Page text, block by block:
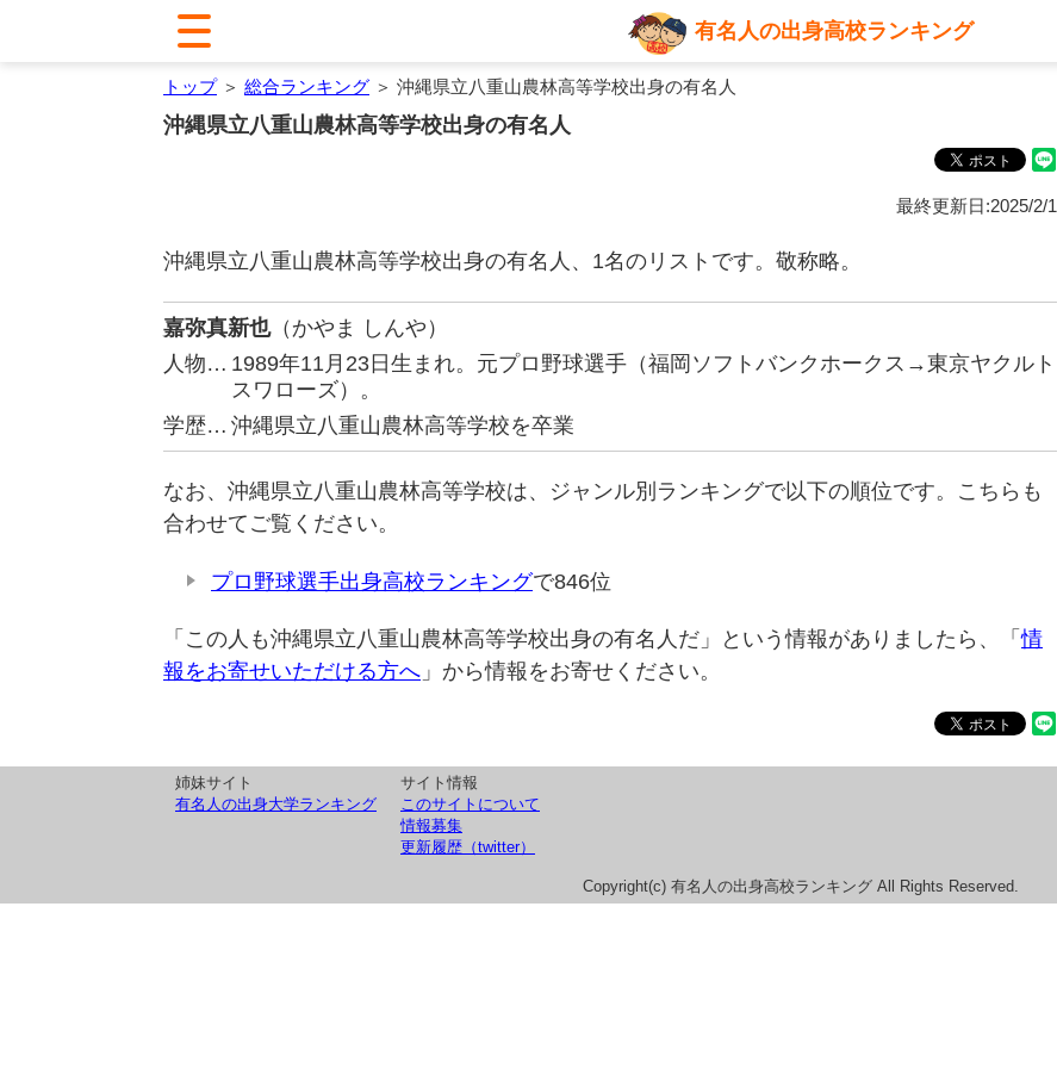
有名人の出身高校ランキング
トップ＞ 総合ランキング ＞ 沖縄県立八重山農林高等学校出身の有名人
沖縄県立八重山農林高等学校出身の有名人
最終更新日:2025/2/1
沖縄県立八重山農林高等学校出身の有名人、1名のリストです。敬称略。
嘉弥真新也（かやま しんや）
人物… 1989年11月23日生まれ。元プロ野球選手（福岡ソフトバンクホークス→東京ヤクルト
スワローズ）。
学歴… 沖縄県立八重山農林高等学校を卒業
なお、沖縄県立八重山農林高等学校は、ジャンル別ランキングで以下の順位です。こちらも
合わせてご覧ください。
プロ野球選手出身高校ランキングで846位
「この人も沖縄県立八重山農林高等学校出身の有名人だ」という情報がありましたら、「情
報をお寄せいただける方へ 」から情報をお寄せください。
姉妹サイト
有名人の出身大学ランキング
サイト情報
このサイトについて
情報募集
更新履歴（twitter）
Copyright(c) 有名人の出身高校ランキング All Rights Reserved.